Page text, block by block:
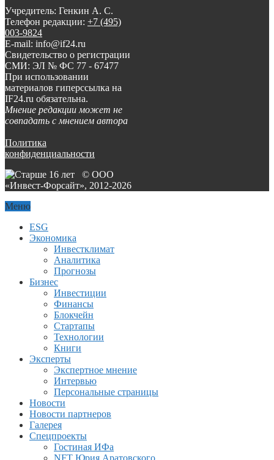
Учредитель: Генкин А. С.
Телефон редакции: +7 (495)
003-9824
E-mail: info@if24.ru
Свидетельство о регистрации
СМИ: ЭЛ № ФС 77 - 67477
При использовании
материалов гиперссылка на
IF24.ru обязательна.
Мнение редакции может не
совпадать с мнением автора
Политика
конфиденциальности
© ООО
«Инвест-Форсайт», 2012-2026
Меню
ESG
Экономика
Инвестклимат
Аналитика
Прогнозы
Бизнес
Инвестиции
Финансы
Блокчейн
Стартапы
Технологии
Книги
Эксперты
Экспертное мнение
Интервью
Персональные страницы
Новости
Новости партнеров
Галерея
Спецпроекты
Гостиная ИФа
NFT Юрия Аратовского